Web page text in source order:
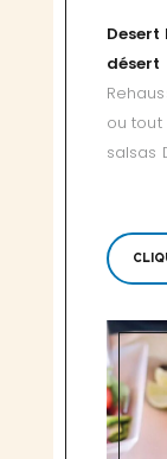
Desert
désert
ou
salsas